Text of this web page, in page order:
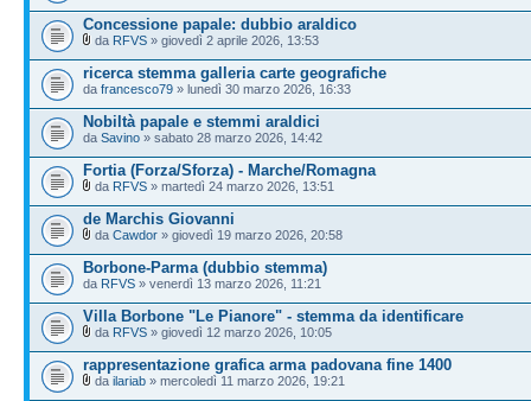
Concessione papale: dubbio araldico
da RFVS » giovedì 2 aprile 2026, 13:53
ricerca stemma galleria carte geografiche
da francesco79 » lunedì 30 marzo 2026, 16:33
Nobiltà papale e stemmi araldici
da Savino » sabato 28 marzo 2026, 14:42
Fortia (Forza/Sforza) - Marche/Romagna
da RFVS » martedì 24 marzo 2026, 13:51
de Marchis Giovanni
da Cawdor » giovedì 19 marzo 2026, 20:58
Borbone-Parma (dubbio stemma)
da RFVS » venerdì 13 marzo 2026, 11:21
Villa Borbone "Le Pianore" - stemma da identificare
da RFVS » giovedì 12 marzo 2026, 10:05
rappresentazione grafica arma padovana fine 1400
da ilariab » mercoledì 11 marzo 2026, 19:21